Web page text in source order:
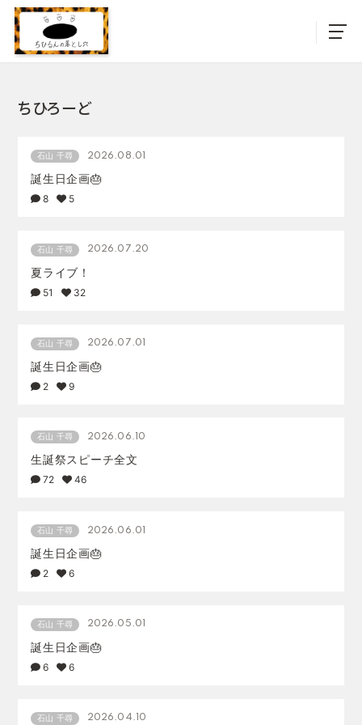
ちひろーど
石山 千尋 2026.08.01
誕生日企画🎂
8 5
石山 千尋 2026.07.20
夏ライブ！
51 32
石山 千尋 2026.07.01
誕生日企画🎂
2 9
石山 千尋 2026.06.10
生誕祭スピーチ全文
72 46
石山 千尋 2026.06.01
誕生日企画🎂
2 6
石山 千尋 2026.05.01
誕生日企画🎂
6 6
石山 千尋 2026.04.10